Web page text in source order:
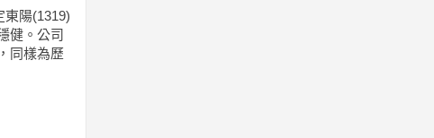
東陽(1319)
健。公司
同樣為歷